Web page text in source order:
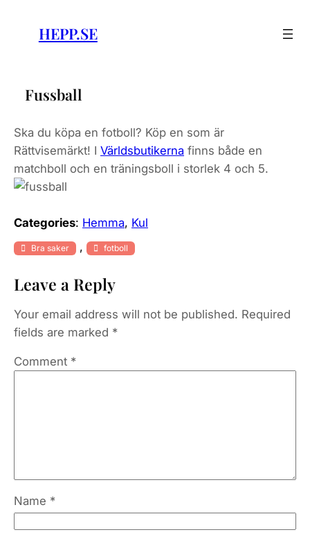
content
HEPP.SE
Fussball
Ska du köpa en fotboll? Köp en som är
Rättvisemärkt! I Världsbutikerna finns både en
matchboll och en träningsboll i storlek 4 och 5.
Categories: Hemma, Kul
Bra saker , fotboll
Leave a Reply
Your email address will not be published. Required
fields are marked *
Comment *
Name *